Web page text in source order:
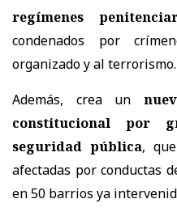
regímenes
condenados por
organizado y al terrorismo.
Además, crea un
constitucional por
seguridad pública,
afectadas por conductas
en 50 barrios ya